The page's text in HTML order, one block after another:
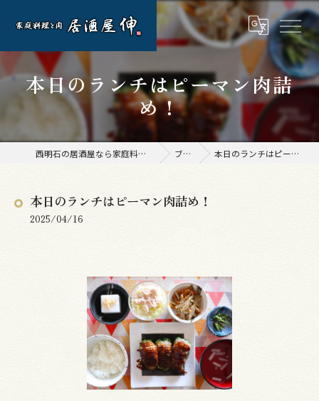
本日のランチはピーマン肉詰
め！
西明石の居酒屋なら家庭料理と肉 居酒屋 伸 ブログ 本日のランチはピーマン肉詰め！
本日のランチはピーマン肉詰め！
2025/04/16